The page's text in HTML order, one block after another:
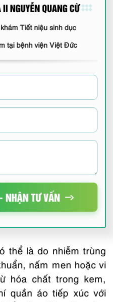
NGUYỄN QUANG CỪ
Tiết niệu sinh dục
tại bệnh viện Việt Đức
NHẬN TƯ VẤN
thể là do nhiễm trùng
nấm men hoặc vi
hóa chất trong kem,
quần áo tiếp xúc với